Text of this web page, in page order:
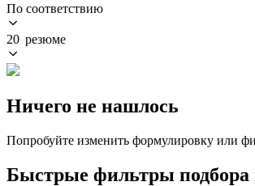
По соответствию
20 резюме
Ничего не нашлось
Попробуйте изменить формулировку или
Быстрые фильтры подбора